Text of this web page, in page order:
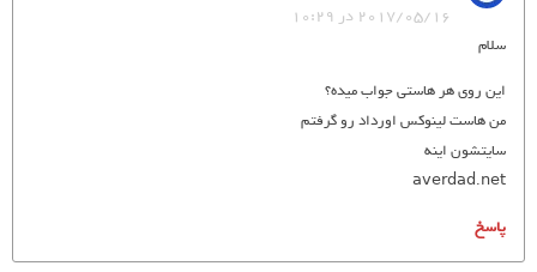
2017/05/16 در 10:29
سلام
این روی هر هاستی جواب میده؟
من هاست لینوکس اورداد رو گرفتم
سایتشون اینه
averdad.net
پاسخ